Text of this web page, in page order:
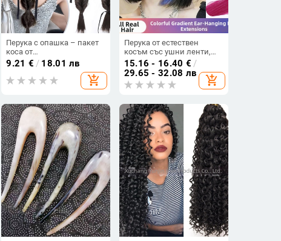
Перука с опашка – пакет
коса от
високотемпературна
коприна, механично
обработване, модел 7057,
не може да се боядисва
9.21 € / 18.01 лв
add_shopping_cart
Перука от естествен
косъм със ушни ленти,
боядисана, права коса,
едно парче кичури
15.16 - 16.40 € /
29.65 - 32.08 лв
add_shopping_cart